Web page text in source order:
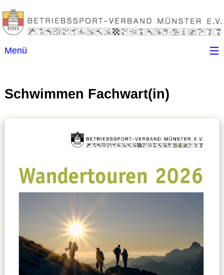
Menü
Kontakt
Ansprechpartner
Impressum
Datenschutzerklärung
Schwimmen Fachwart(in)